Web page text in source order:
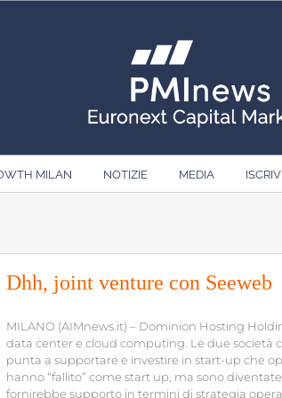
MILAN NOTIZIE MEDIA
Dhh, joint venture con Seeweb
MILANO (AIMnews.it) – Dominion Hosting
data center e cloud computing. Le due società
punta a supportare e investire in start-up che
hanno “fallito” come start up, ma sono
fornirebbe supporto in termini di strategia